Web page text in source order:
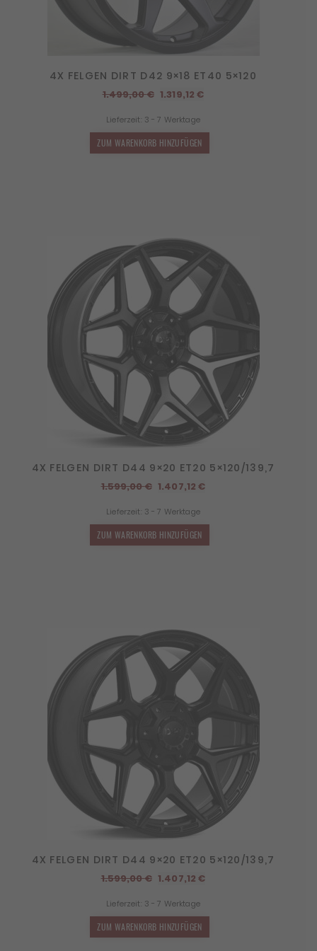
4X FELGEN DIRT D42 9×18 ET40 5×120
1.499,00€ Ursprünglicher
war:
1.499,00 €
1.319,12€Aktueller
Lieferzeit: 3 - 7 Werktage
ZUM WARENKORB HINZUFÜGEN
4X FELGEN DIRT D44 9×20 ET20 5×120/139,7
1.599,00€ Ursprünglicher
war:
1.599,00 €
1.407,12€Aktueller
Lieferzeit: 3 - 7 Werktage
ZUM WARENKORB HINZUFÜGEN
4X FELGEN DIRT D44 9×20 ET20 5×120/139,7
1.599,00€ Ursprünglicher
war:
1.599,00 €
1.407,12€Aktueller
Lieferzeit: 3 - 7 Werktage
ZUM WARENKORB HINZUFÜGEN